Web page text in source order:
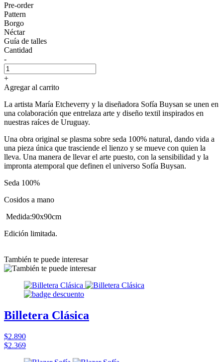
Pre-order
Pattern
Borgo
Néctar
Guía de talles
Cantidad
-
+
Agregar al carrito
La artista María Etcheverry y la diseñadora Sofía Buysan se unen en
una colaboración que entrelaza arte y diseño textil inspirados en
nuestras raíces de Uruguay.
Una obra original se plasma sobre seda 100% natural, dando vida a
una pieza única que trasciende el lienzo y se mueve con quien la
lleva. Una manera de llevar el arte puesto, con la sensibilidad y la
impronta atemporal que definen el universo Sofía Buysan.
Seda 100%
Cosidos a mano
Medida:90x90cm
Edición limitada.
También te puede interesar
Billetera Clásica
$2.890
$2.369